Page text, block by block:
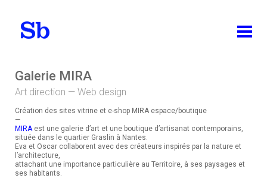
WORKS
IDENTITY
PACKAGING DESIGN
Galerie MIRA
Art direction — Web design
Création des sites vitrine et e-shop MIRA espace/boutique
—
MIRAest une galerie d’art et une boutique d’artisanat contemporains,
située dans le quartier Graslin à Nantes.
Eva et Oscar collaborent avec des créateurs inspirés par la nature et
l’architecture,
attachant une importance particulière au Territoire, à ses paysages et
ses habitants.